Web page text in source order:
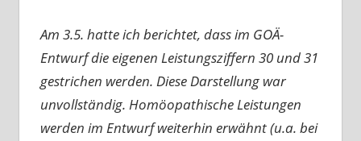
Am 3.5. hatte ich berichtet, dass im GOÄ-
Entwurf die eigenen Leistungsziffern 30 und 31
gestrichen werden. Diese Darstellung war
unvollständig. Homöopathische Leistungen
werden im Entwurf weiterhin erwähnt (u.a. bei